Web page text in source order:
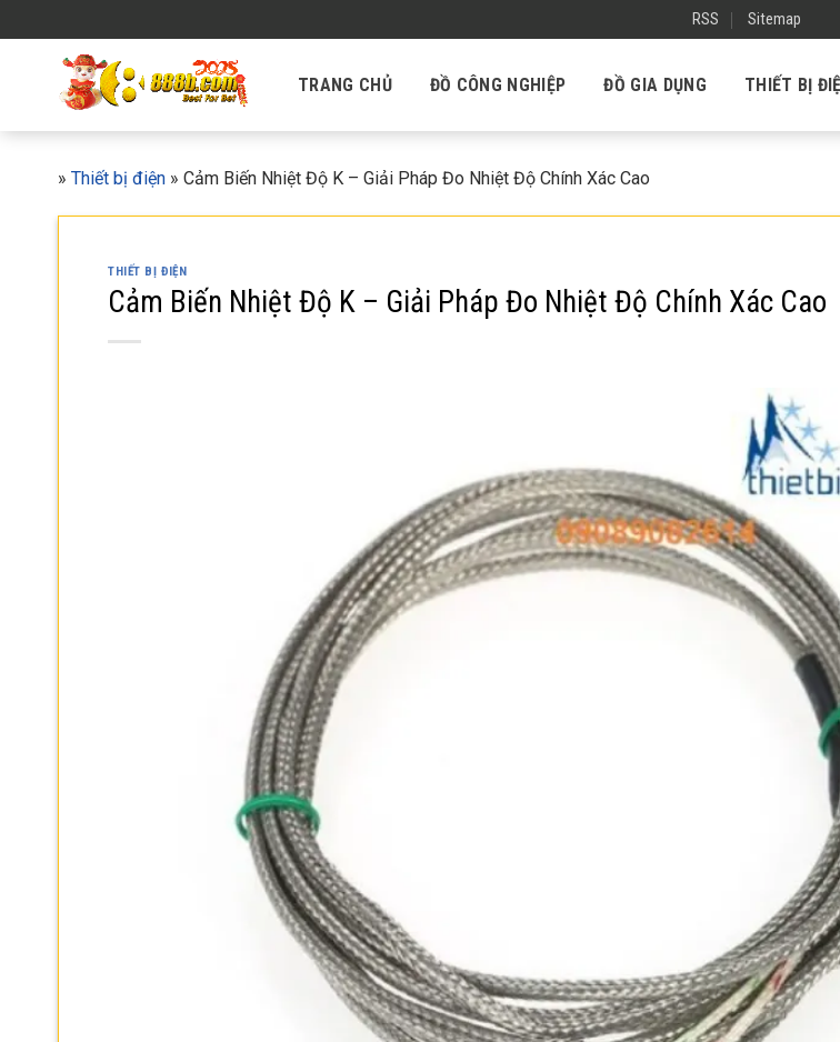
to
RSS Sitemap
TRANG CHỦ ĐỒ CÔNG NGHIỆP ĐỒ GIA DỤNG THIẾT BỊ
» Thiết bị điện » Cảm Biến Nhiệt Độ K – Giải Pháp Đo Nhiệt Độ Chính Xác Cao
THIẾT BỊ ĐIỆN
Cảm Biến Nhiệt Độ K – Giải Pháp Đo Nhiệt Độ Chính Xác Cao